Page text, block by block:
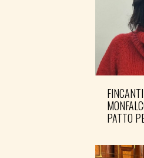
PATTO